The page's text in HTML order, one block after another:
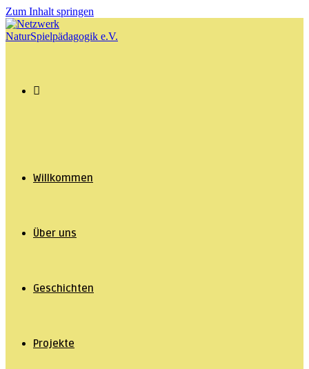
Zum Inhalt springen
Willkommen
Über uns
Geschichten
Projekte